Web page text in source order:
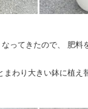
ってきたので、 肥料
わり大きい鉢に植え